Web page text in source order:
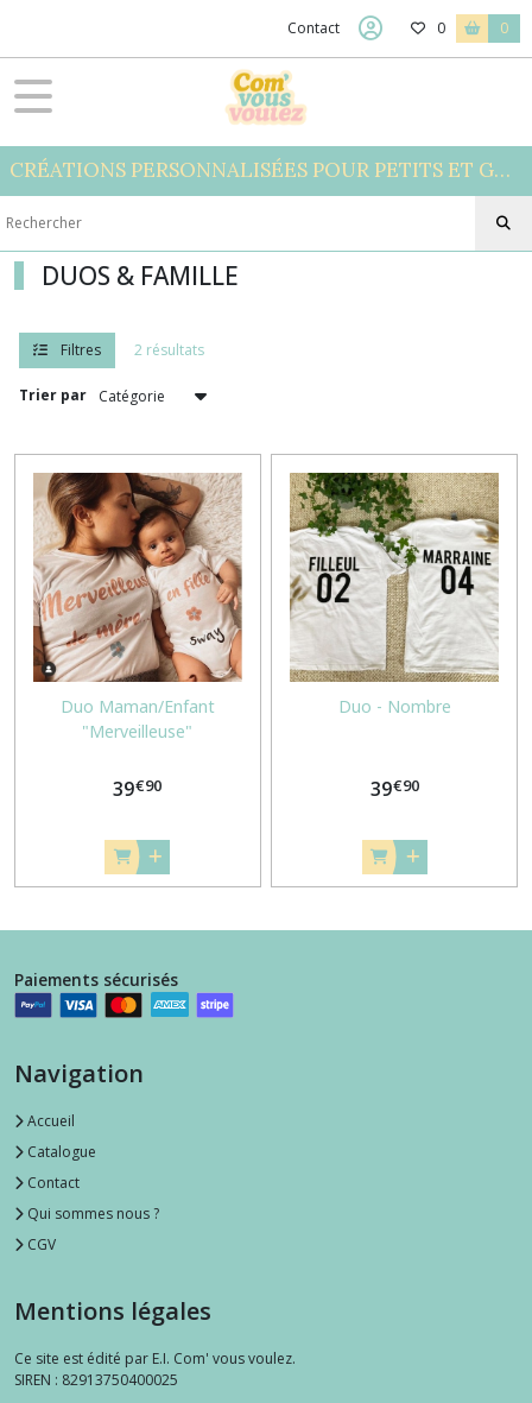
Contact 0 0
CRÉATIONS PERSONNALISÉES POUR PETITS ET GRANDS
DUOS & FAMILLE
Filtres 2 résultats
Trier par
Duo Maman/Enfant
"Merveilleuse"
39€90
Duo - Nombre
39€90
FILTRES
Tous
les
TEXTILES
(2)
DUOS
FAMILLE
(2)
Afficher
résultats
Paiements sécurisés
Navigation
Accueil
Catalogue
Contact
Qui sommes nous ?
CGV
Mentions légales
Ce site est édité par E.I. Com' vous voulez.
SIREN : 82913750400025